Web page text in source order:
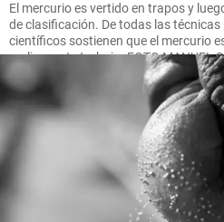
El mercurio es vertido en trapos y
de clasificación. De todas las
científicos sostienen que el mercurio
realizar este trabajo. FOTO MANUEL